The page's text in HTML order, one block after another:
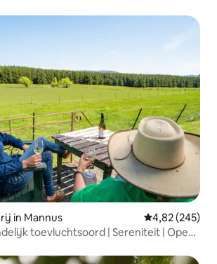
in Mannus Gemiddelde
4,82 (245)
toevluchtsoord | Sereniteit | Open